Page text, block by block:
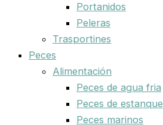
Portanidos
Peleras
Trasportines
Peces
Alimentación
Peces de agua fria
Peces de estanque
Peces marinos